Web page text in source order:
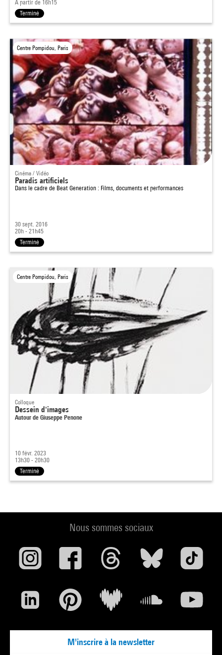
À partir de 16h15
Terminé
Centre Pompidou, Paris
Cinéma / Vidéo
Paradis artificiels
Dans le cadre de Beat Generation : Films, documents et performances
30 sept. 2016
20h - 21h45
Terminé
Centre Pompidou, Paris
Colloque
Dessein d'images
Autour de Giuseppe Penone
10 févr. 2023
13h30 - 20h30
Terminé
Nous sommes sociaux
M'inscrire à la newsletter